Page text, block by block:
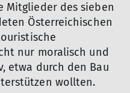
Mitglieder des sieben
Österreichischen
nur moralisch und
etwa durch den Bau
wollten.